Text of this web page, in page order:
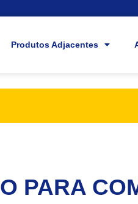
Produtos Adjacentes
PARA